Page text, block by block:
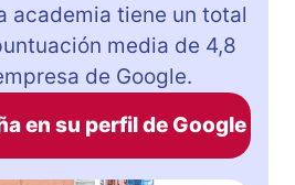
academia tiene un total
media de 4,8
de Google.
en su perfil de Google